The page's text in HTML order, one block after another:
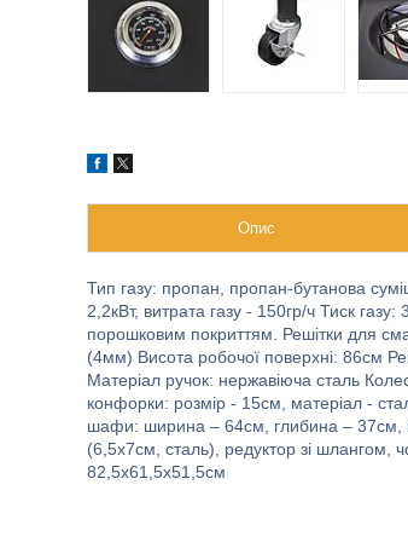
Опис
Тип газу: пропан, пропан-бутанова
2,2кВт, витрата газу - 150гр/ч Тиск
порошковим покриттям. Решітки для
(4мм) Висота робочої поверхні: 86см
Матеріал ручок: нержавіюча сталь
конфорки: розмір - 15см, матеріал -
шафи: ширина – 64см, глибина – 37см,
(6,5х7см, сталь), редуктор зі шлангом,
82,5x61,5x51,5см